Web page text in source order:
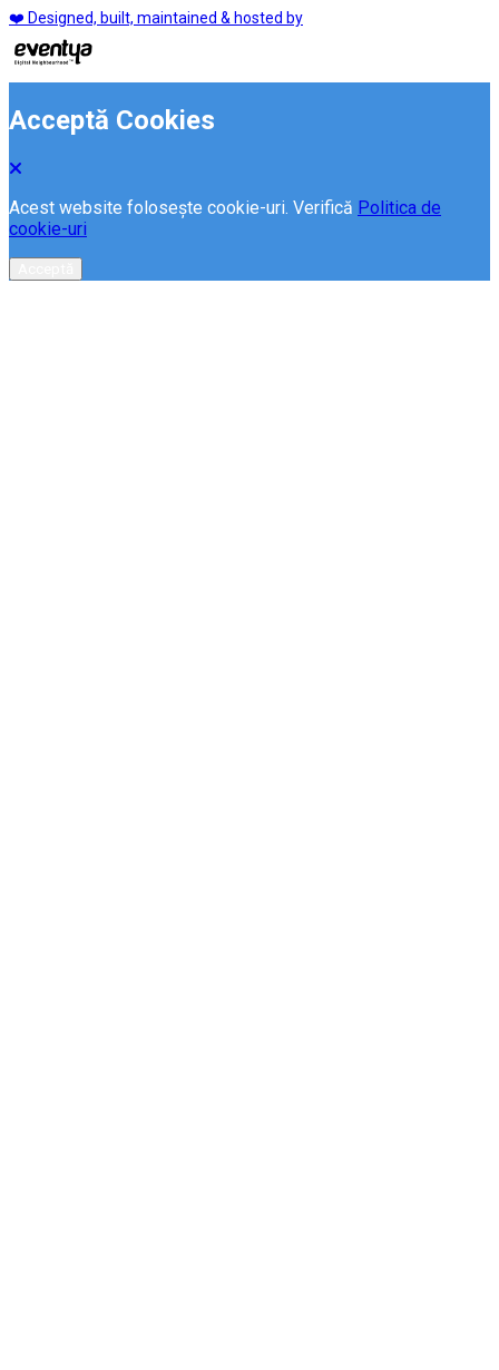
❤️ Designed, built, maintained & hosted by
Acceptă Cookies
Acest website folosește cookie-uri. Verifică Politica de
cookie-uri